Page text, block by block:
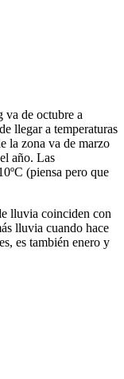
va de octubre a
llegar a temperaturas
la zona va de marzo
año. Las
(piensa pero que
lluvia coinciden con
lluvia cuando hace
es también enero y